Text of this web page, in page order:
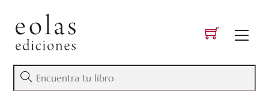
content